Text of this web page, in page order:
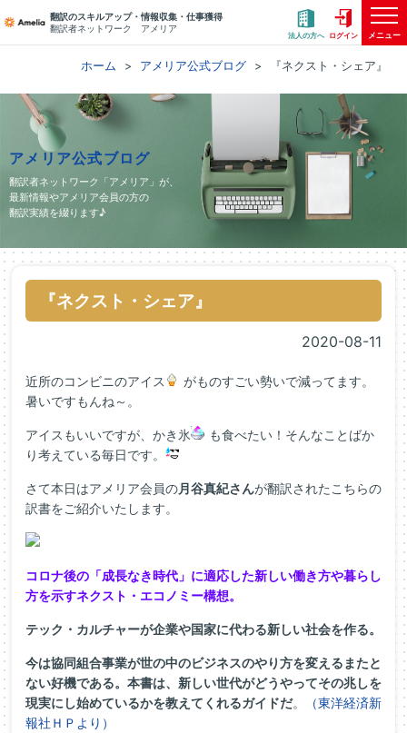
翻訳のスキルアップ・情報収集・仕事獲得
翻訳者ネットワーク アメリア
法人の方へ ログイン メニュー
ホーム アメリア公式ブログ 『ネクスト・シェア』
アメリア公式ブログ
翻訳者ネットワーク「アメリア」が、
最新情報やアメリア会員の方の
翻訳実績を綴ります♪
『ネクスト・シェア』
2020-08-11
近所のコンビニのアイス
がものすごい勢いで減ってます。
暑いですもんね～。
アイスもいいですが、かき氷
も食べたい！そんなことばか
り考えている毎日です。
さて本日はアメリア会員の月谷真紀さんが翻訳されたこちらの
訳書をご紹介いたします。
コロナ後の「成長なき時代」に適応した新しい働き方や暮らし
方を示すネクスト・エコノミー構想。
テック・カルチャーが企業や国家に代わる新しい社会を作る。
今は協同組合事業が世の中のビジネスのやり方を変えるまたと
ない好機である。本書は、新しい世代がどうやってその兆しを
現実にし始めているかを教えてくれるガイドだ。
（東洋経済新
報社ＨＰより）